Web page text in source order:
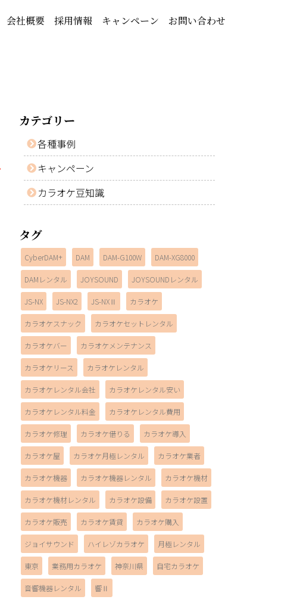
会社概要 採用情報 キャンペーン お問い合わせ
カテゴリー
各種事例
キャンペーン
カラオケ豆知識
タグ
CyberDAM+ DAM DAM-G100W DAM-XG8000
DAMレンタル JOYSOUND JOYSOUNDレンタル
JS-NX JS-NX2 JS-NXⅡ カラオケ
カラオケスナック カラオケセットレンタル
カラオケバー カラオケメンテナンス
カラオケリース カラオケレンタル
カラオケレンタル会社 カラオケレンタル安い
カラオケレンタル料金 カラオケレンタル費用
カラオケ修理 カラオケ借りる カラオケ導入
カラオケ屋 カラオケ月極レンタル カラオケ業者
カラオケ機器 カラオケ機器レンタル カラオケ機材
カラオケ機材レンタル カラオケ設備 カラオケ設置
カラオケ販売 カラオケ賃貸 カラオケ購入
ジョイサウンド ハイレゾカラオケ 月極レンタル
東京 業務用カラオケ 神奈川県 自宅カラオケ
音響機器レンタル 響Ⅱ